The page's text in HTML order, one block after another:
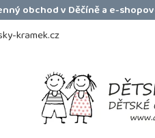
obchod v Děčíně a e-
kramek.cz